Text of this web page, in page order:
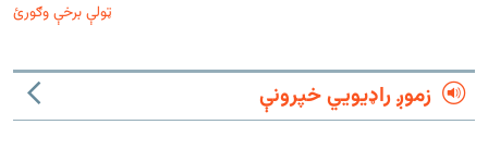
ټولې برخې وګورئ
زموږ راډیويي خپرونې